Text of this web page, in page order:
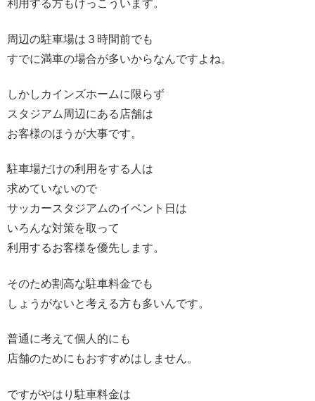
利用する方もけっこういます。
周辺の駐車場は３時間前でも
すでに満車の場合が多いからなんですよね。
しかしカインズホームに限らず
スタジアム周辺にある店舗は
お客様のほうが大事です。
駐車場だけの利用をする人は
求めていないので
サッカースタジアムのイベント日は
いろんな対策を取って
利用するお客様を優先します。
そのため割高な駐車料金でも
しょうがないと考える方も多いんです。
普通に考えて個人的にも
店舗のためにもおすすめはしません。
ですがやはり駐車料金は